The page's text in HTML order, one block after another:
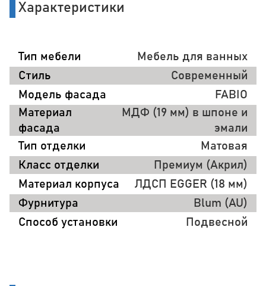
Характеристики
Тип мебели
Мебель для ванных
Стиль
Современный
Модель фасада
FABIO
Материал
фасада
МДФ (19 мм) в шпоне и
эмали
Тип отделки
Матовая
Класс отделки
Премиум (Акрил)
Материал корпуса
ЛДСП EGGER (18 мм)
Фурнитура
Blum (AU)
Способ установки
Подвесной